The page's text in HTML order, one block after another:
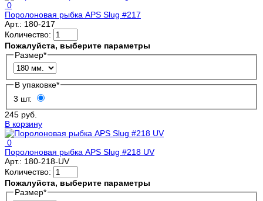
0
Поролоновая рыбка APS Slug #217
Арт.: 180-217
Количество:
Пожалуйста, выберите параметры
Размер*
В упаковке*
3 шт.
245 руб.
В корзину
0
Поролоновая рыбка APS Slug #218 UV
Арт.: 180-218-UV
Количество:
Пожалуйста, выберите параметры
Размер*